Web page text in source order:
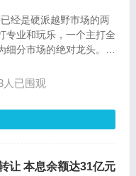
经是硬派越野市场的两
专业和玩乐，一个主打全
细分市场的绝对龙头。最
能源化。 但是在300和
人已围观
让 本息余额达31亿元